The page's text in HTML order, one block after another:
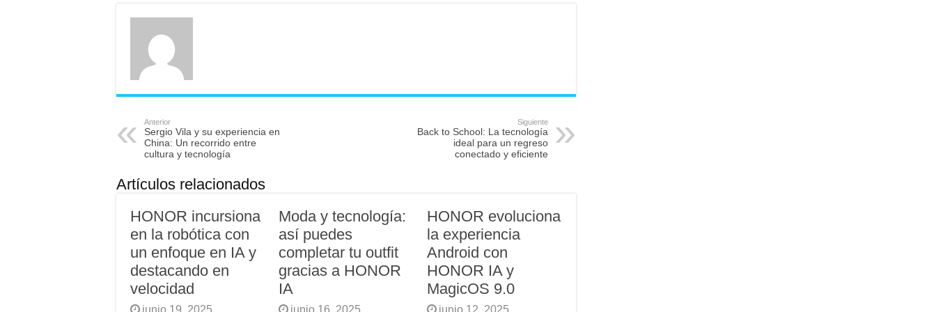
Anterior
Sergio Vila y su experiencia en
China: Un recorrido entre
cultura y tecnología
Siguiente
Back to School: La tecnología
ideal para un regreso
conectado y eficiente
Artículos relacionados
HONOR incursiona
en la robótica con
un enfoque en IA y
destacando en
velocidad
junio 19, 2025
Moda y tecnología:
así puedes
completar tu outfit
gracias a HONOR
IA
junio 16, 2025
HONOR evoluciona
la experiencia
Android con
HONOR IA y
MagicOS 9.0
junio 12, 2025